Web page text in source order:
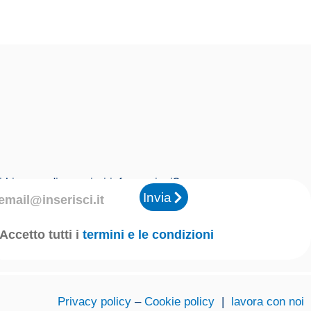
bisogno di maggiori informazioni?
Accetto tutti itermini e le condizioni
Invia
Privacy policy – Cookie policy | lavora con noi